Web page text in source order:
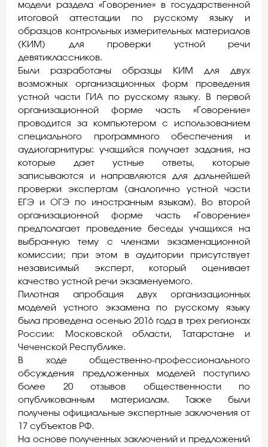
модели раздела «Говорение» в государственной
итоговой аттестации по русскому языку и
образцов контрольных измерительных материалов
(КИМ) для проверки устной речи
девятиклассников.
Были разработаны образцы КИМ для двух
возможных организационных форм проведения
устной части ГИА по русскому языку. В первой
организационной форме часть «Говорение»
проводится за компьютером с использованием
специального программного обеспечения и
аудиогарнитуры: учащийся получает задания, на
которые дает устные ответы, которые
записываются и направляются для дальнейшей
проверки экспертам (аналогично устной части
ЕГЭ и ОГЭ по иностранным языкам). Во второй
организационной форме часть «Говорение»
предполагает проведение беседы учащихся на
выбранную тему с членами экзаменационной
комиссии; при этом в аудитории присутствует
независимый эксперт, который оценивает
качество устной речи экзаменуемого.
Пилотная апробация двух организационных
моделей устного экзамена по русскому языку
была проведена осенью 2016 года в трех регионах
России: Московской области, Татарстане и
Чеченской Республике.
В ходе общественно-профессионального
обсуждения предложенных моделей поступило
более 20 отзывов общественности по
опубликованным материалам. Также были
получены официальные экспертные заключения от
17 субъектов РФ.
На основе полученных заключений и предложений